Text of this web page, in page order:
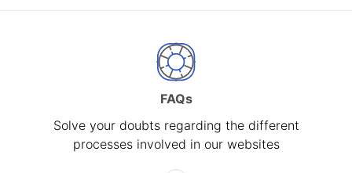
FAQs
Solve your doubts regarding the different
processes involved in our websites